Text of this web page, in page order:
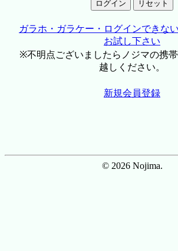
ガラホ・ガラケー・ログインできな
お試し下さい
※不明点ございましたらノジマの携
越しください。
新規会員登録
© 2026 Nojima.